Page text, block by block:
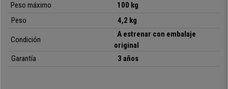
Peso máximo
100 kg
Peso
4,2 kg
Condición
A estrenar con embalaje
original
Garantía
3 años